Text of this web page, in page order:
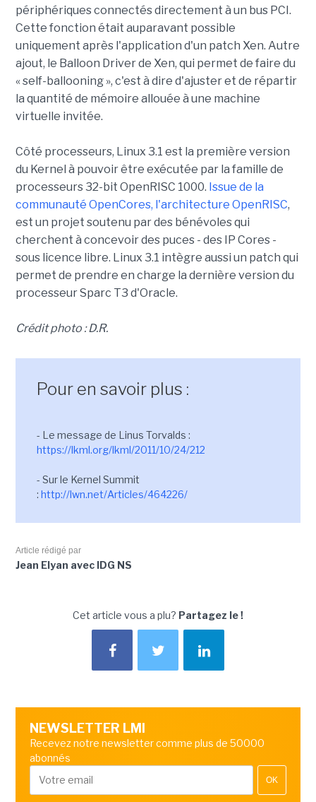
périphériques connectés directement à un bus PCI.
Cette fonction était auparavant possible
uniquement après l'application d'un patch Xen. Autre
ajout, le Balloon Driver de Xen, qui permet de faire du
« self-ballooning », c'est à dire d'ajuster et de répartir
la quantité de mémoire allouée à une machine
virtuelle invitée.
Côté processeurs, Linux 3.1 est la première version
du Kernel à pouvoir être exécutée par la famille de
processeurs 32-bit OpenRISC 1000. Issue de la
communauté OpenCores, l'architecture OpenRISC,
est un projet soutenu par des bénévoles qui
cherchent à concevoir des puces - des IP Cores -
sous licence libre. Linux 3.1 intègre aussi un patch qui
permet de prendre en charge la dernière version du
processeur Sparc T3 d'Oracle.
Crédit photo : D.R.
Pour en savoir plus :
- Le message de Linus Torvalds :
https://lkml.org/lkml/2011/10/24/212
- Sur le Kernel Summit
: http://lwn.net/Articles/464226/
Article rédigé par
Jean Elyan avec IDG NS
Cet article vous a plu? Partagez le !
NEWSLETTER LMI
Recevez notre newsletter comme plus de 50000
abonnés
OK